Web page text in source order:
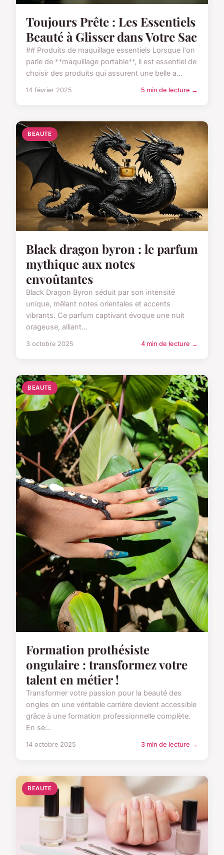
Toujours Prête : Les Essentiels
Beauté à Glisser dans Votre Sac
## Produits de maquillage essentiels Lorsque l'on
parle de **maquillage portable**, il est essentiel de
choisir des produits qui assurent une belle a...
14 février 2025 5 min de lecture →
BEAUTE
Black dragon byron : le parfum
mythique aux notes
envoûtantes
Black Dragon Byron séduit par son intensité
unique, mêlant notes orientales et accents
vibrants. Ce parfum captivant évoque une nuit
orageuse, alliant...
3 octobre 2025 4 min de lecture →
BEAUTE
Formation prothésiste
ongulaire : transformez votre
talent en métier !
Transformer votre passion pour la beauté des
ongles en une véritable carrière devient accessible
grâce à une formation professionnelle complète.
En se...
14 octobre 2025 3 min de lecture →
BEAUTE